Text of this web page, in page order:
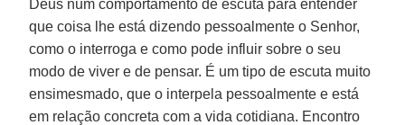
Deus num comportamento de escuta para entender
que coisa lhe está dizendo pessoalmente o Senhor,
como o interroga e como pode influir sobre o seu
modo de viver e de pensar. É um tipo de escuta muito
ensimesmado, que o interpela pessoalmente e está
em relação concreta com a vida cotidiana. Encontro